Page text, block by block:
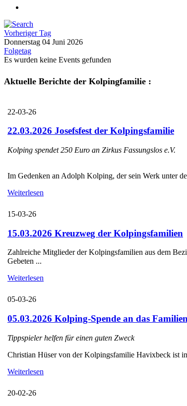
Vorheriger Tag
Donnerstag 04 Juni 2026
Folgetag
Es wurden keine Events gefunden
Aktuelle Berichte der Kolpingfamilie :
22-03-26
22.03.2026 Josefsfest der Kolpingsfamilie
Kolping spendet 250 Euro an Zirkus Fassungslos e.V.
Im Gedenken an Adolph Kolping, der sein Werk unter
Weiterlesen
15-03-26
15.03.2026 Kreuzweg der Kolpingsfamilien
Zahlreiche Mitglieder der Kolpingsfamilien aus dem
Gebeten ...
Weiterlesen
05-03-26
05.03.2026 Kolping-Spende an das
Tippspieler helfen für einen guten Zweck
Christian Hüser von der Kolpingsfamilie Havixbeck ist
Weiterlesen
20-02-26